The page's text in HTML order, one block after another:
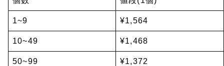
1~9 ¥1,564
10~49 ¥1,468
50~99 ¥1,372